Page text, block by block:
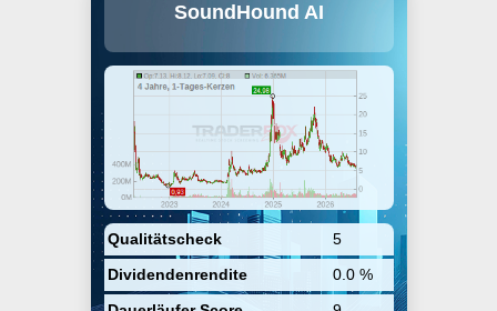
SoundHound AI
Qualitätscheck
5
Dividendenrendite
0.0 %
the development, owning, and
sound, and natural language
artificial intelligence technologies
and related activities. The
company was founded on
September 2, 2005 and is
headquartered in Santa Clara, CA.